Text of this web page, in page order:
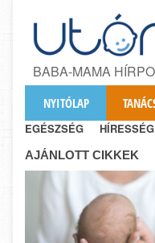
BABA-MAMA
NYITÓLAP
EGÉSZSÉG
AJÁNLOTT CIKKEK